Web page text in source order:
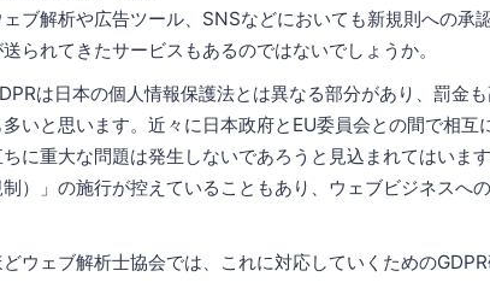
ブ解析や広告ツール、SNSなどにおいても新規則への承
られてきたサービスもあるのではないでしょうか。
は日本の個人情報保護法とは異なる部分があり、罰金
いと思います。近々に日本政府とEU委員会との間で相互
に重大な問題は発生しないであろうと見込まれてはいま
制）」の施行が控えていることもあり、ウェブビジネスへ
どウェブ解析士協会では、これに対応していくための